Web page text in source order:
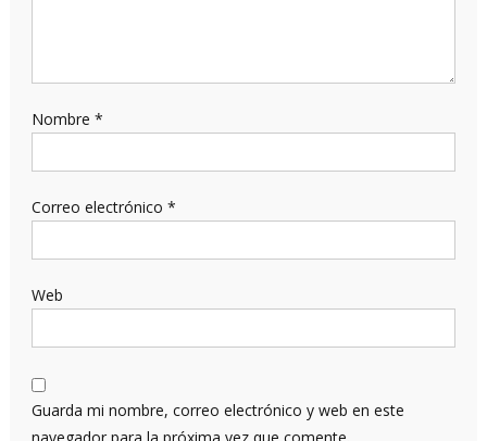
Nombre *
Correo electrónico *
Web
Guarda mi nombre, correo electrónico y web en este